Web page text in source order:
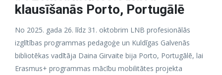
klausīšanās Porto, Portugālē
No 2025. gada 26. līdz 31. oktobrim LNB profesionālās
izglītības programmas pedagoģe un Kuldīgas Galvenās
bibliotēkas vadītāja Daina Girvaite bija Porto, Portugālē, lai
Erasmus+ programmas mācību mobilitātes projekta